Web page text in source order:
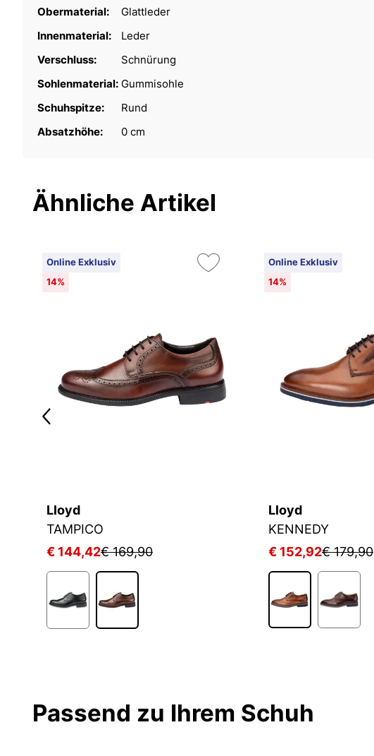
Obermaterial:
Glattleder
Innenmaterial:
Leder
Verschluss:
Schnürung
Sohlenmaterial: Gummisohle
Schuhspitze:
Rund
Absatzhöhe:
0 cm
Ähnliche Artikel
Online Exklusiv
14%
Lloyd
TAMPICO
€ 144,42€ 169,90
Online Exklusiv
14%
Lloyd
KENNEDY
€ 152,92€ 179,90
Passend zu Ihrem Schuh